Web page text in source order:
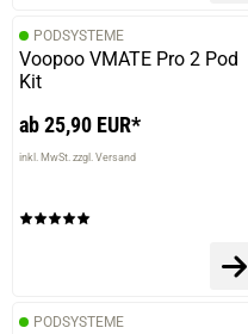
PODSYSTEME
Voopoo VMATE Pro 2 Pod
Kit
ab 25,90 EUR*
inkl. MwSt. zzgl. Versand
PODSYSTEME